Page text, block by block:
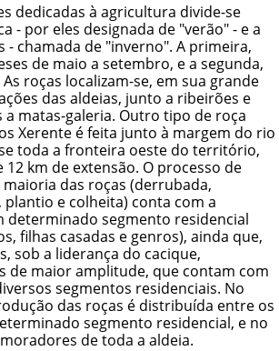
dedicadas à agricultura divide-se
- por eles designada de "verão" - e a
- chamada de "inverno". A primeira,
de maio a setembro, e a segunda,
roças localizam-se, em sua grande
das aldeias, junto a ribeirões e
matas-galeria. Outro tipo de roça
Xerente é feita junto à margem do rio
toda a fronteira oeste do território,
km de extensão. O processo de
das roças (derrubada,
plantio e colheita) conta com a
determinado segmento residencial
filhas casadas e genros), ainda que,
sob a liderança do cacique,
de maior amplitude, que contam com
segmentos residenciais. No
das roças é distribuída entre os
segmento residencial, e no
de toda a aldeia.